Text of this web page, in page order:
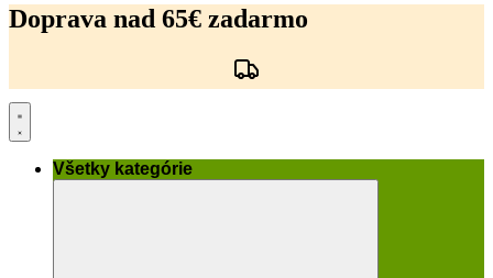
na
obsah
Doprava nad 65€ zadarmo
Všetky kategórie